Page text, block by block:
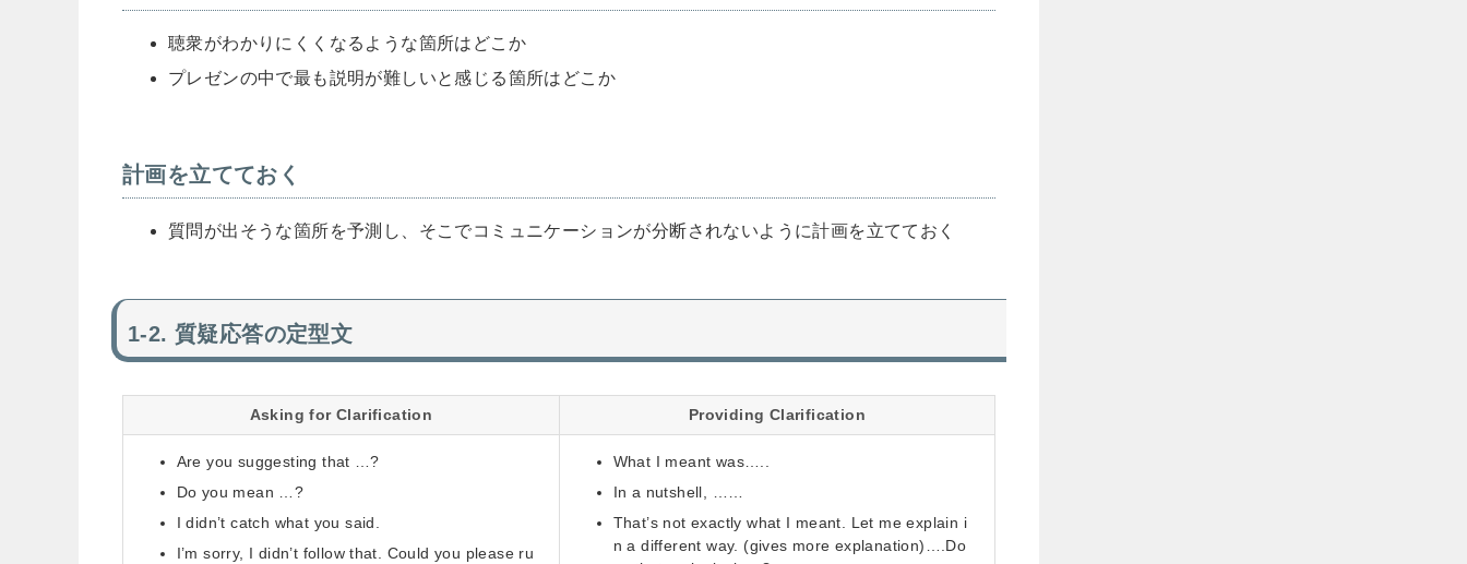
聴衆がわかりにくくなるような箇所はどこか
プレゼンの中で最も説明が難しいと感じる箇所はどこか
計画を立てておく
質問が出そうな箇所を予測し、そこでコミュニケーションが分断されないように計画を立てておく
質疑応答の定型文
Asking for Clarification Providing Clarification
Are you suggesting that …?
Do you mean …?
I didn’t catch what you said.
I’m sorry, I didn’t follow that. Could you please ru
What I meant was…..
In a nutshell, ……
That’s not exactly what I meant. Let me explain i
n a different way. (gives more explanation)….Do